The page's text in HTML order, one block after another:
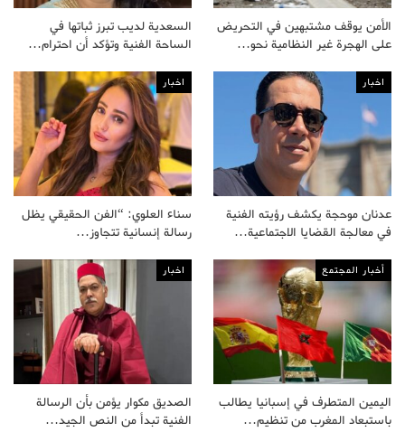
الأمن يوقف مشتبهين في التحريض
على الهجرة غير النظامية نحو…
السعدية لديب تبرز ثباتها في
الساحة الفنية وتؤكد أن احترام…
اخبار
عدنان موحجة يكشف رؤيته الفنية
في معالجة القضايا الاجتماعية…
اخبار
سناء العلوي: “الفن الحقيقي يظل
رسالة إنسانية تتجاوز…
أخبار المجتمع
اليمين المتطرف في إسبانيا يطالب
باستبعاد المغرب من تنظيم…
اخبار
الصديق مكوار يؤمن بأن الرسالة
الفنية تبدأ من النص الجيد…